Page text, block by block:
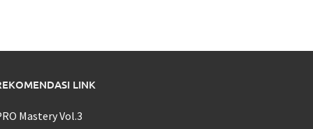
LINK
Mastery Vol.3